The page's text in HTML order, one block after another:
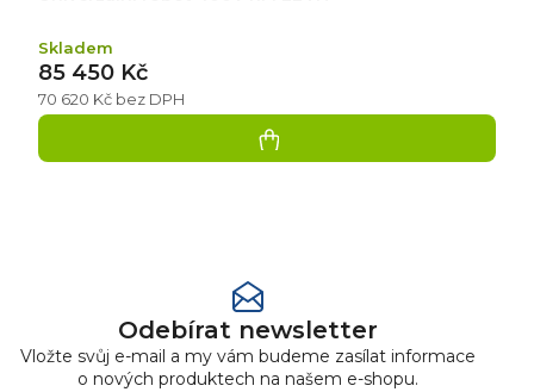
Skladem
70 620 Kč bez DPH
85 450 Kč
Odebírat newsletter
Vložte svůj e-mail a my vám budeme zasílat informace
o nových produktech na našem e-shopu.